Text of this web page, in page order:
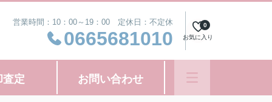
営業時間：10：00～19：00 定休日：不定休
0665681010 お気に入り
0
査定 お問い合わせ